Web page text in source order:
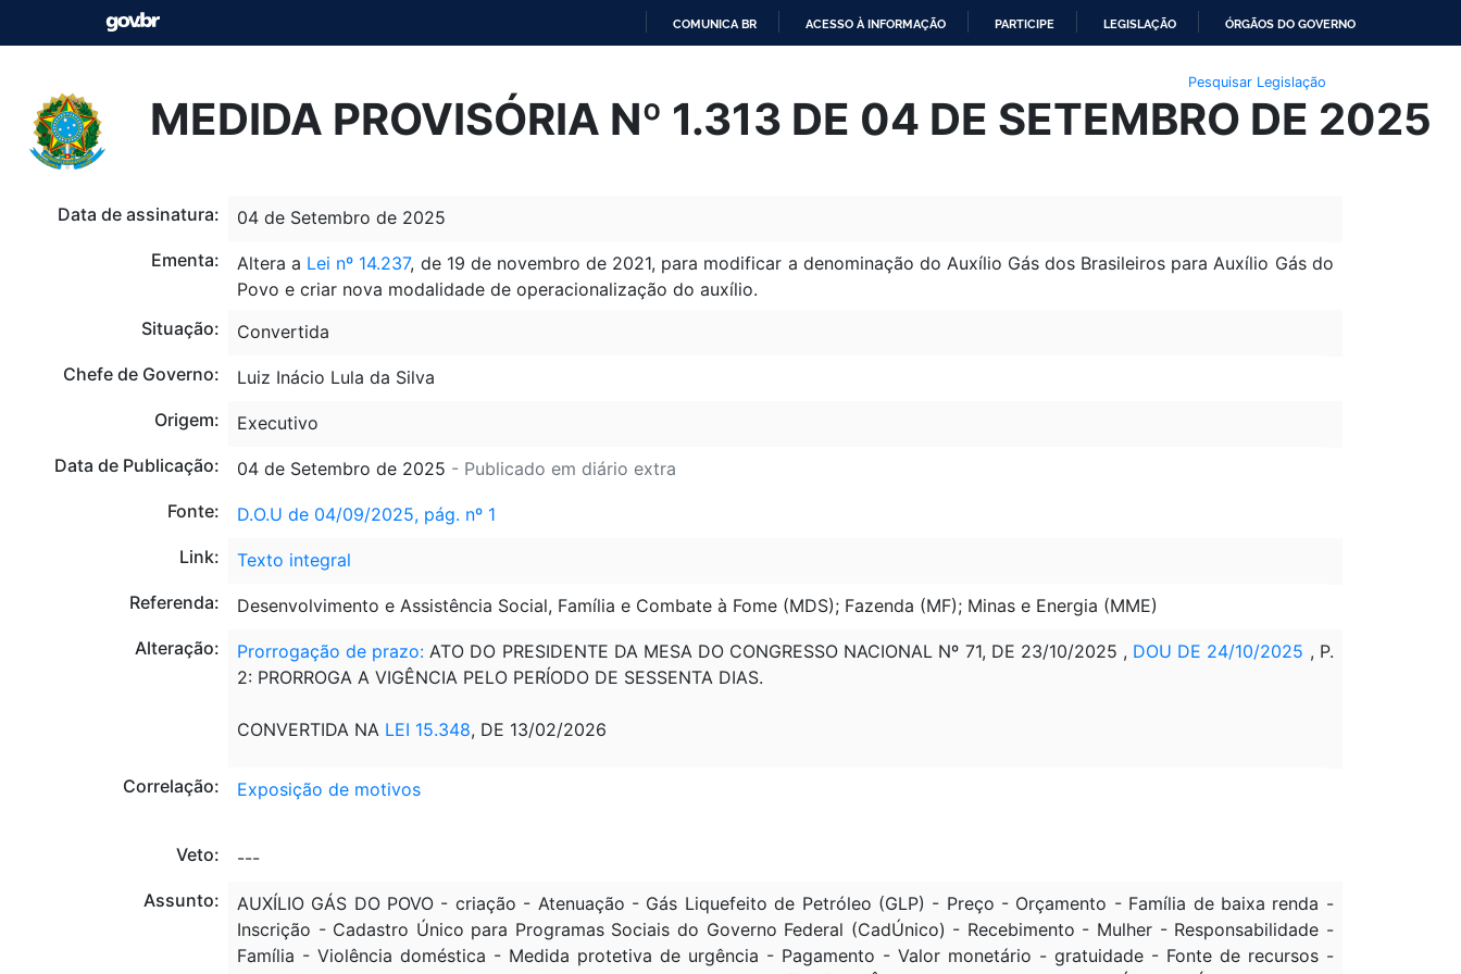
O
CONTEÚDO
COMUNICA BR ACESSO À INFORMAÇÃO PARTICIPE LEGISLAÇÃO ÓRGÃOS DO GOVERNO
Pesquisar Legislação
MEDIDA PROVISÓRIA Nº 1.313 DE 04 DE SETEMBRO DE 2025
Data de assinatura:
04 de Setembro de 2025
Ementa:
Altera a Lei nº 14.237, de 19 de novembro de 2021, para modificar a denominação do Auxílio Gás dos Brasileiros para Auxílio Gás do
Povo e criar nova modalidade de operacionalização do auxílio.
Situação:
Convertida
Chefe de Governo:
Luiz Inácio Lula da Silva
Origem:
Executivo
Data de Publicação:
04 de Setembro de 2025 - Publicado em diário extra
Fonte:
D.O.U de 04/09/2025, pág. nº 1
Link:
Texto integral
Referenda:
Desenvolvimento e Assistência Social, Família e Combate à Fome (MDS); Fazenda (MF); Minas e Energia (MME)
Alteração:
Prorrogação de prazo: ATO DO PRESIDENTE DA MESA DO CONGRESSO NACIONAL Nº 71, DE 23/10/2025 , DOU DE 24/10/2025 , P.
2: PRORROGA A VIGÊNCIA PELO PERÍODO DE SESSENTA DIAS.
CONVERTIDA NA LEI 15.348, DE 13/02/2026
Correlação: Exposição de motivos
Veto:
---
Assunto:
AUXÍLIO GÁS DO POVO - criação - Atenuação - Gás Liquefeito de Petróleo (GLP) - Preço - Orçamento - Família de baixa renda -
Inscrição - Cadastro Único para Programas Sociais do Governo Federal (CadÚnico) - Recebimento - Mulher - Responsabilidade -
Família - Violência doméstica - Medida protetiva de urgência - Pagamento - Valor monetário - gratuidade - Fonte de recursos -